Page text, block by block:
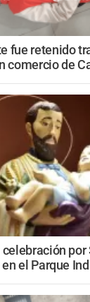
fue retenido
comercio de
por
el Parque